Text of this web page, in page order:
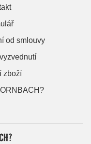
od smlouvy
zboží